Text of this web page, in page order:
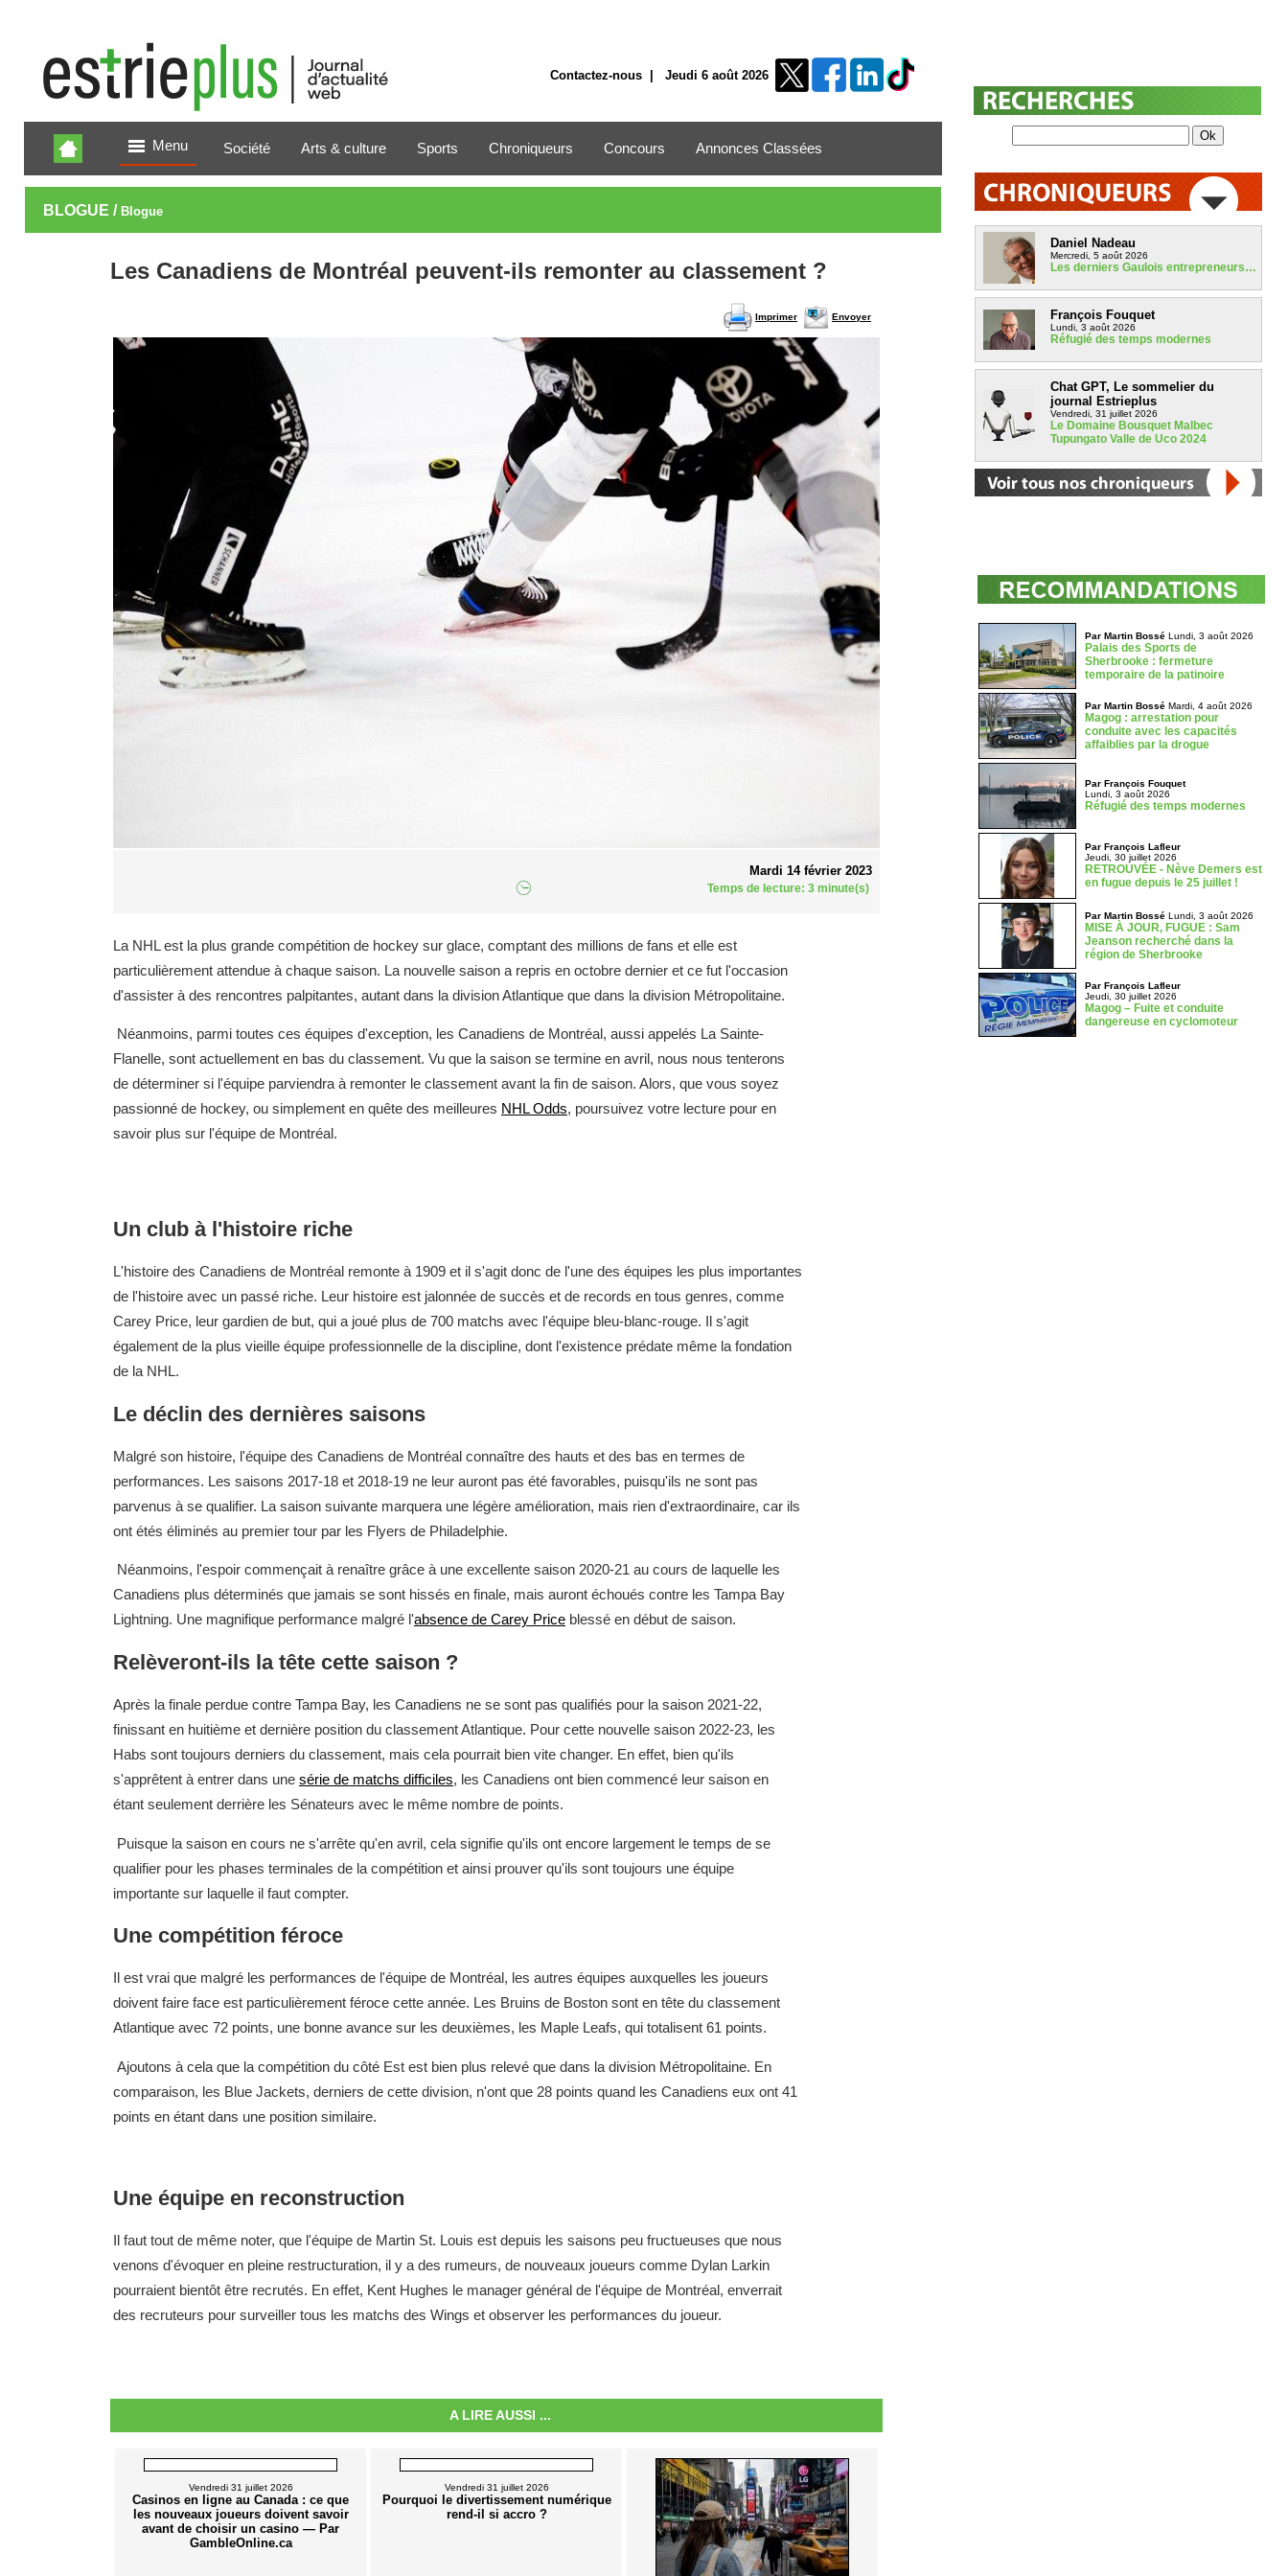
Contactez-nous| Jeudi 6 août 2026
Menu Société Arts & culture Sports Chroniqueurs Concours Annonces Classées
BLOGUE / Blogue
Les Canadiens de Montréal peuvent-ils remonter au classement ?
Imprimer Envoyer
Mardi 14 février 2023
Temps de lecture: 3 minute(s)
La NHL est la plus grande compétition de hockey sur glace, comptant des millions de fans et elle est
particulièrement attendue à chaque saison. La nouvelle saison a repris en octobre dernier et ce fut l'occasion
d'assister à des rencontres palpitantes, autant dans la division Atlantique que dans la division Métropolitaine.
Néanmoins, parmi toutes ces équipes d'exception, les Canadiens de Montréal, aussi appelés La Sainte-
Flanelle, sont actuellement en bas du classement. Vu que la saison se termine en avril, nous nous tenterons
de déterminer si l'équipe parviendra à remonter le classement avant la fin de saison. Alors, que vous soyez
passionné de hockey, ou simplement en quête des meilleures NHL Odds, poursuivez votre lecture pour en
savoir plus sur l'équipe de Montréal.
Un club à l'histoire riche
L'histoire des Canadiens de Montréal remonte à 1909 et il s'agit donc de l'une des équipes les plus importantes
de l'histoire avec un passé riche. Leur histoire est jalonnée de succès et de records en tous genres, comme
Carey Price, leur gardien de but, qui a joué plus de 700 matchs avec l'équipe bleu-blanc-rouge. Il s'agit
également de la plus vieille équipe professionnelle de la discipline, dont l'existence prédate même la fondation
de la NHL.
Le déclin des dernières saisons
Malgré son histoire, l'équipe des Canadiens de Montréal connaître des hauts et des bas en termes de
performances. Les saisons 2017-18 et 2018-19 ne leur auront pas été favorables, puisqu'ils ne sont pas
parvenus à se qualifier. La saison suivante marquera une légère amélioration, mais rien d'extraordinaire, car ils
ont étés éliminés au premier tour par les Flyers de Philadelphie.
Néanmoins, l'espoir commençait à renaître grâce à une excellente saison 2020-21 au cours de laquelle les
Canadiens plus déterminés que jamais se sont hissés en finale, mais auront échoués contre les Tampa Bay
Lightning. Une magnifique performance malgré l'absence de Carey Price blessé en début de saison.
Relèveront-ils la tête cette saison ?
Après la finale perdue contre Tampa Bay, les Canadiens ne se sont pas qualifiés pour la saison 2021-22,
finissant en huitième et dernière position du classement Atlantique. Pour cette nouvelle saison 2022-23, les
Habs sont toujours derniers du classement, mais cela pourrait bien vite changer. En effet, bien qu'ils
s'apprêtent à entrer dans une série de matchs difficiles, les Canadiens ont bien commencé leur saison en
étant seulement derrière les Sénateurs avec le même nombre de points.
Puisque la saison en cours ne s'arrête qu'en avril, cela signifie qu'ils ont encore largement le temps de se
qualifier pour les phases terminales de la compétition et ainsi prouver qu'ils sont toujours une équipe
importante sur laquelle il faut compter.
Une compétition féroce
Il est vrai que malgré les performances de l'équipe de Montréal, les autres équipes auxquelles les joueurs
doivent faire face est particulièrement féroce cette année. Les Bruins de Boston sont en tête du classement
Atlantique avec 72 points, une bonne avance sur les deuxièmes, les Maple Leafs, qui totalisent 61 points.
Ajoutons à cela que la compétition du côté Est est bien plus relevé que dans la division Métropolitaine. En
comparaison, les Blue Jackets, derniers de cette division, n'ont que 28 points quand les Canadiens eux ont 41
points en étant dans une position similaire.
Une équipe en reconstruction
Il faut tout de même noter, que l'équipe de Martin St. Louis est depuis les saisons peu fructueuses que nous
venons d'évoquer en pleine restructuration, il y a des rumeurs, de nouveaux joueurs comme Dylan Larkin
pourraient bientôt être recrutés. En effet, Kent Hughes le manager général de l'équipe de Montréal, enverrait
des recruteurs pour surveiller tous les matchs des Wings et observer les performances du joueur.
A LIRE AUSSI ...
Vendredi 31 juillet 2026
Casinos en ligne au Canada : ce que
les nouveaux joueurs doivent savoir
avant de choisir un casino — Par
GambleOnline.ca
Vendredi 31 juillet 2026
Pourquoi le divertissement numérique
rend-il si accro ?
Daniel Nadeau
Mercredi, 5 août 2026
Les derniers Gaulois entrepreneurs…
François Fouquet
Lundi, 3 août 2026
Réfugié des temps modernes
Chat GPT, Le sommelier du
journal Estrieplus
Vendredi, 31 juillet 2026
Le Domaine Bousquet Malbec
Tupungato Valle de Uco 2024
Par Martin BosséLundi, 3 août 2026
Palais des Sports de
Sherbrooke : fermeture
temporaire de la patinoire
Par Martin BosséMardi, 4 août 2026
Magog : arrestation pour
conduite avec les capacités
affaiblies par la drogue
Par François Fouquet
Lundi, 3 août 2026
Réfugié des temps modernes
Par François Lafleur
Jeudi, 30 juillet 2026
RETROUVÉE - Nève Demers est
en fugue depuis le 25 juillet !
Par Martin BosséLundi, 3 août 2026
MISE À JOUR, FUGUE : Sam
Jeanson recherché dans la
région de Sherbrooke
Par François Lafleur
Jeudi, 30 juillet 2026
Magog – Fuite et conduite
dangereuse en cyclomoteur